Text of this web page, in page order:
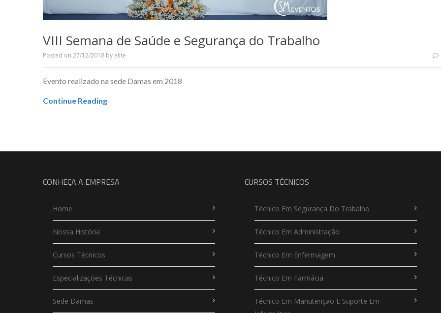
VIII Semana de Saúde e Segurança do Trabalho
Posted on 27/12/2018 by elite
Evento realizado na sede Damas em 2018
Continue Reading
CONHEÇA A EMPRESA
Home
Nossa História
Cursos Técnicos
Especializações Técnicas
Sede Damas
CURSOS TÉCNICOS
Técnico Em Segurança Do Trabalho
Técnico Em Administração
Técnico Em Enfermagem
Técnico Em Farmácia
Técnico Em Manutenção E Suporte Em